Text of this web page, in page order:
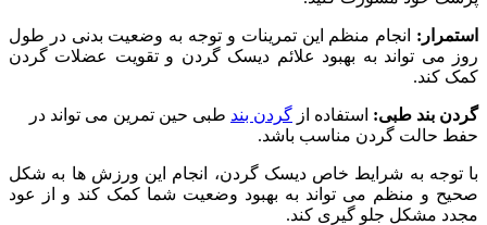
استمرار: انجام منظم این تمرینات و توجه به وضعیت بدنی در طول
روز می ‌تواند به بهبود علائم دیسک گردن و تقویت عضلات گردن
کمک کند.
گردن بند طبی: استفاده از گردن بند طبی حین تمرین می تواند در
حفط حالت گردن مناسب باشد.
با توجه به شرایط خاص دیسک گردن، انجام این ورزش‌ ها به شکل
صحیح و منظم می ‌تواند به بهبود وضعیت شما کمک کند و از عود
مجدد مشکل جلو گیری کند.